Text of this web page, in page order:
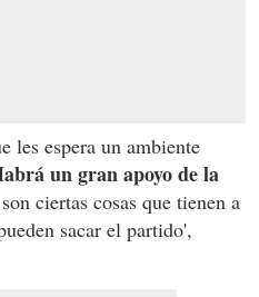
les espera un ambiente
un gran apoyo de la
son ciertas cosas que tienen a
sacar el partido',